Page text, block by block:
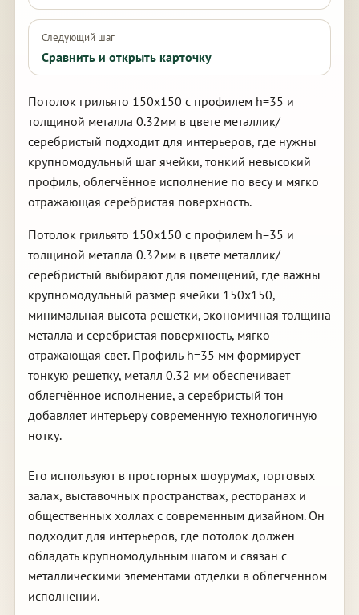
Следующий шаг
Сравнить и открыть карточку
Потолок грильято 150х150 с профилем h=35 и
толщиной металла 0.32мм в цвете металлик/
серебристый подходит для интерьеров, где нужны
крупномодульный шаг ячейки, тонкий невысокий
профиль, облегчённое исполнение по весу и мягко
отражающая серебристая поверхность.
Потолок грильято 150х150 с профилем h=35 и
толщиной металла 0.32мм в цвете металлик/
серебристый выбирают для помещений, где важны
крупномодульный размер ячейки 150х150,
минимальная высота решетки, экономичная толщина
металла и серебристая поверхность, мягко
отражающая свет. Профиль h=35 мм формирует
тонкую решетку, металл 0.32 мм обеспечивает
облегчённое исполнение, а серебристый тон
добавляет интерьеру современную технологичную
нотку.
Его используют в просторных шоурумах, торговых
залах, выставочных пространствах, ресторанах и
общественных холлах с современным дизайном. Он
подходит для интерьеров, где потолок должен
обладать крупномодульным шагом и связан с
металлическими элементами отделки в облегчённом
исполнении.